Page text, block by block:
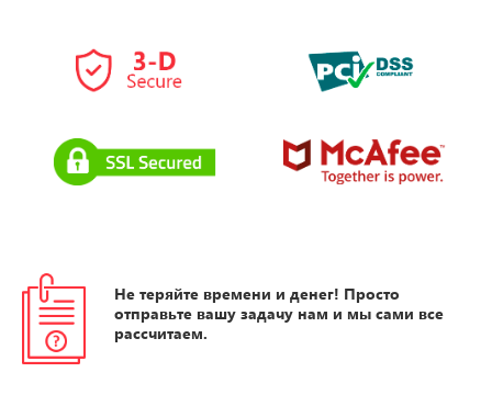
Не теряйте времени и денег! Просто
отправьте вашу задачу нам и мы сами все
рассчитаем.